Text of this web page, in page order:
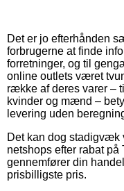
Det er jo efterhånden
forbrugerne at finde
forretninger, og til
online outlets været
række af deres varer –
kvinder og mænd –
levering uden
Det kan dog stadigvæk
netshops efter rabat
gennemfører din
prisbilligste pris.